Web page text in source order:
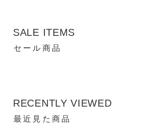
SALE ITEMS
セール商品
RECENTLY VIEWED
最近見た商品